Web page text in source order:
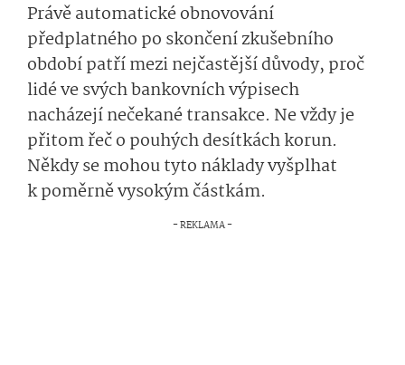
Právě automatické obnovování
předplatného po skončení zkušebního
období patří mezi nejčastější důvody, proč
lidé ve svých bankovních výpisech
nacházejí nečekané transakce. Ne vždy je
přitom řeč o pouhých desítkách korun.
Někdy se mohou tyto náklady vyšplhat
k poměrně vysokým částkám.